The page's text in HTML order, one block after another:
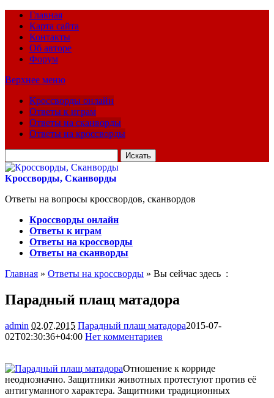
Главная
Карта сайта
Контакты
Об авторе
Форум
Верхнее меню
Кроссворды онлайн
Ответы к играм
Ответы на сканворды
Ответы на кроссворды
для:
Кроссворды, Сканворды
Ответы на вопросы кроссвордов, сканвордов
Кроссворды онлайн
Ответы к играм
Ответы на кроссворды
Ответы на сканворды
Главная » Ответы на кроссворды » Вы сейчас здесь :
Парадный плащ матадора
admin 02.07.2015 Парадный плащ матадора2015-07-
02T02:30:36+04:00 Нет комментариев
Отношение к корриде
неоднозначно. Защитники животных протестуют против её
антигуманного характера. Защитники традиционных